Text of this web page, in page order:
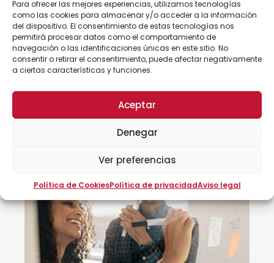
Para ofrecer las mejores experiencias, utilizamos tecnologías
como las cookies para almacenar y/o acceder a la información
del dispositivo. El consentimiento de estas tecnologías nos
permitirá procesar datos como el comportamiento de
navegación o las identificaciones únicas en este sitio. No
consentir o retirar el consentimiento, puede afectar negativamente
a ciertas características y funciones.
Aceptar
Denegar
Ver preferencias
Política de CookiesPolítica de privacidadAviso legal
Horas:20
Modalidad:presencial
26/10/2023 - 23/11/2023